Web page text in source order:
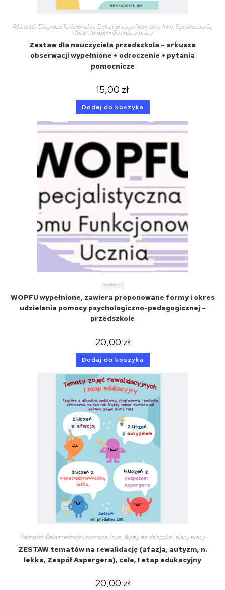
Różności, Diagnoza funkcjonalna, Dokumentacja i pomoce, Inne, Sprawozdania,
Wpisy do dziennika i plany pracy
Zestaw dla nauczyciela przedszkola – arkusze
obserwacji wypełnione + odroczenie + pytania
pomocnicze
15,00 zł
Dodaj do koszyka
Różności
WOPFU wypełnione, zawiera proponowane formy i okres
udzielania pomocy psychologiczno-pedagogicznej –
przedszkole
20,00 zł
Dodaj do koszyka
Różności, Dokumentacja i pomoce, Inne, Wpisy do dziennika i plany pracy
ZESTAW tematów na rewalidację (afazja, autyzm, n.
lekka, Zespół Aspergera), cele, I etap edukacyjny
20,00 zł